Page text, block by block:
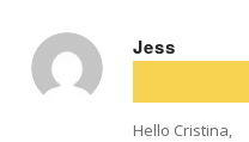
Jess
:
Hello Cristina,